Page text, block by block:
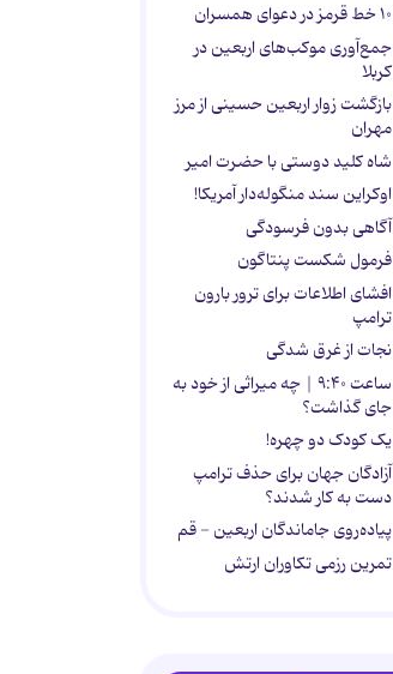
۱۰ خط قرمز در دعوای همسران
جمع‌آوری موکب‌های اربعین در
کربلا
بازگشت زوار اربعین حسینی از مرز
مهران
شاه کلید دوستی با حضرت امیر
اوکراین سند منگوله‌دار آمریکا!
آگاهی بدون فرسودگی
فرمول شکست پنتاگون
افشای اطلاعات برای ترور بارون
ترامپ
نجات از غرق شدگی
ساعت ۹:۴۰ | چه میراثی از خود به
جای گذاشت؟
یک کودک دو چهره!
آزادگان جهان برای حذف ترامپ
دست به کار شدند؟
پیاده‌روی جاماندگان اربعین - قم
تمرین رزمی تکاوران ارتش